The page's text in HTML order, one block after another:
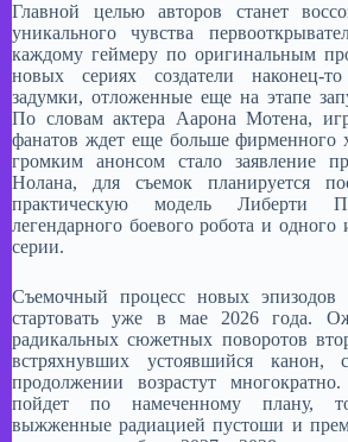
Главной целью авторов станет
уникального чувства
каждому геймеру по оригинальным
новых сериях создатели наконец-
задумки, отложенные еще на этапе
По словам актера Аарона Мотена,
фанатов ждет еще больше фирменного
громким анонсом стало заявление
Нолана, для съемок планируется
практическую модель
легендарного боевого робота и одного
серии.
Съемочный процесс новых эпизодов
стартовать уже в мае 2026 года.
радикальных сюжетных поворотов
встряхнувших устоявшийся канон,
продолжении возрастут
пойдет по намеченному плану,
выжженные радиацией пустоши и